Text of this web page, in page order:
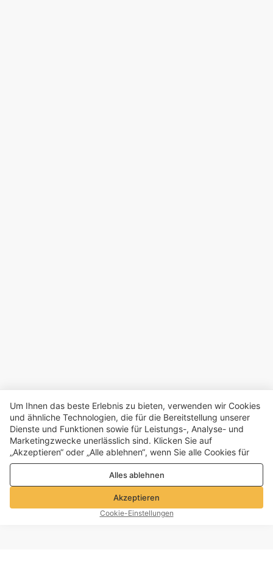
Um Ihnen das beste Erlebnis zu bieten, verwenden wir Cookies
und ähnliche Technologien, die für die Bereitstellung unserer
Dienste und Funktionen sowie für Leistungs-, Analyse- und
Marketingzwecke unerlässlich sind. Klicken Sie auf
„Akzeptieren“ oder „Alle ablehnen“, wenn Sie alle Cookies für
Leistungs-, Analyse- und Marketingzwecke zulassen oder
ablehnen möchten. Weitere Informationen finden Sie in unserer
Datenschutz- und Cookie-Richtlinie
Alles ablehnen
Akzeptieren
Cookie-Einstellungen